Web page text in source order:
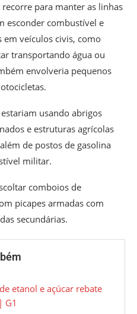
recorre para manter as linhas
esconder combustível e
veículos civis, como
transportando água ou
envolveria pequenos
usando abrigos
e estruturas agrícolas
de postos de gasolina
militar.
comboios de
picapes armadas com
secundárias.
etanol e açúcar rebate
G1